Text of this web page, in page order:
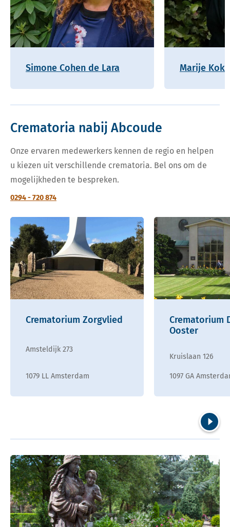
Simone Cohen de Lara Marije Kok
Crematoria nabij Abcoude
Onze ervaren medewerkers kennen de regio en helpen
u kiezen uit verschillende crematoria. Bel ons om de
mogelijkheden te bespreken.
0294 - 720 874
Crematorium Zorgvlied
Amsteldijk 273
1079 LL Amsterdam
Crematorium
Ooster
Kruislaan 126
1097 GA